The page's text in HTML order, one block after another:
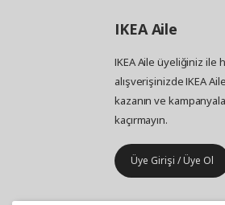
IKEAAile
IKEA Aile üyeliğiniz ile
alışverişinizde IKEA
kazanın ve
kaçırmayın.
Üye Girişi / Üye Ol